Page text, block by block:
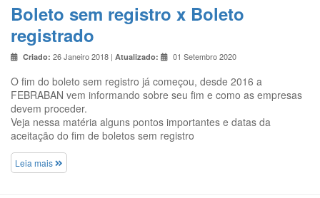
Boleto sem registro x Boleto
registrado
Criado: 26 Janeiro 2018 | Atualizado: 01 Setembro 2020
O fim do boleto sem registro já começou, desde 2016 a
FEBRABAN vem informando sobre seu fim e como as empresas
devem proceder.
Veja nessa matéria alguns pontos importantes e datas da
aceitação do fim de boletos sem registro
Leia mais